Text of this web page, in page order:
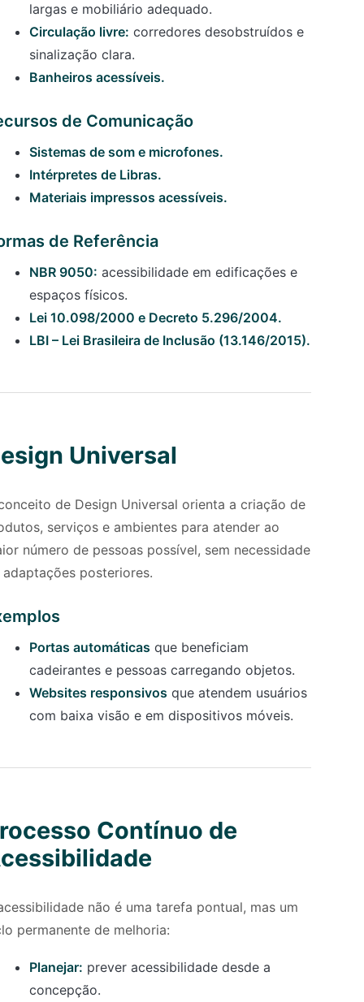
largas e mobiliário adequado.
Circulação livre: corredores desobstruídos e
sinalização clara.
Banheiros acessíveis.
de Comunicação
Sistemas de som e microfones.
Intérpretes de Libras.
Materiais impressos acessíveis.
de Referência
NBR 9050: acessibilidade em edificações e
espaços físicos.
Lei 10.098/2000 e Decreto 5.296/2004.
LBI – Lei Brasileira de Inclusão (13.146/2015).
Universal
de Design Universal orienta a criação de
serviços e ambientes para atender ao
número de pessoas possível, sem necessidade
adaptações posteriores.
Portas automáticas que beneficiam
cadeirantes e pessoas carregando objetos.
Websites responsivos que atendem usuários
com baixa visão e em dispositivos móveis.
Contínuo de
não é uma tarefa pontual, mas um
permanente de melhoria:
Planejar: prever acessibilidade desde a
concepção.